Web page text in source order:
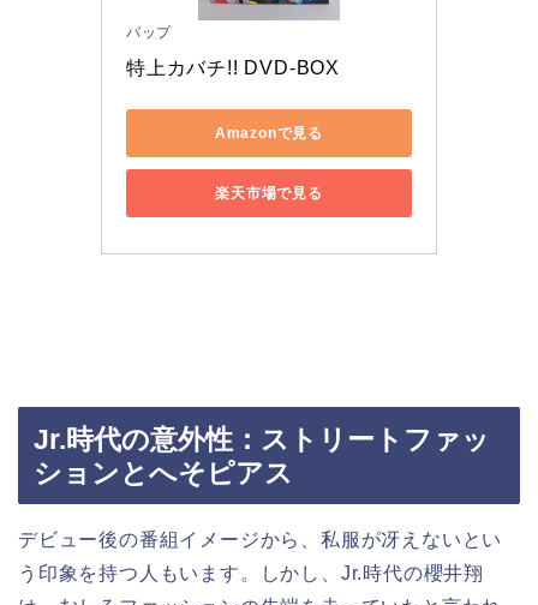
バップ
特上カバチ!! DVD-BOX
Amazonで見る
楽天市場で見る
Jr.時代の意外性：ストリートファッ
ションとへそピアス
デビュー後の番組イメージから、私服が冴えないとい
う印象を持つ人もいます。しかし、Jr.時代の櫻井翔